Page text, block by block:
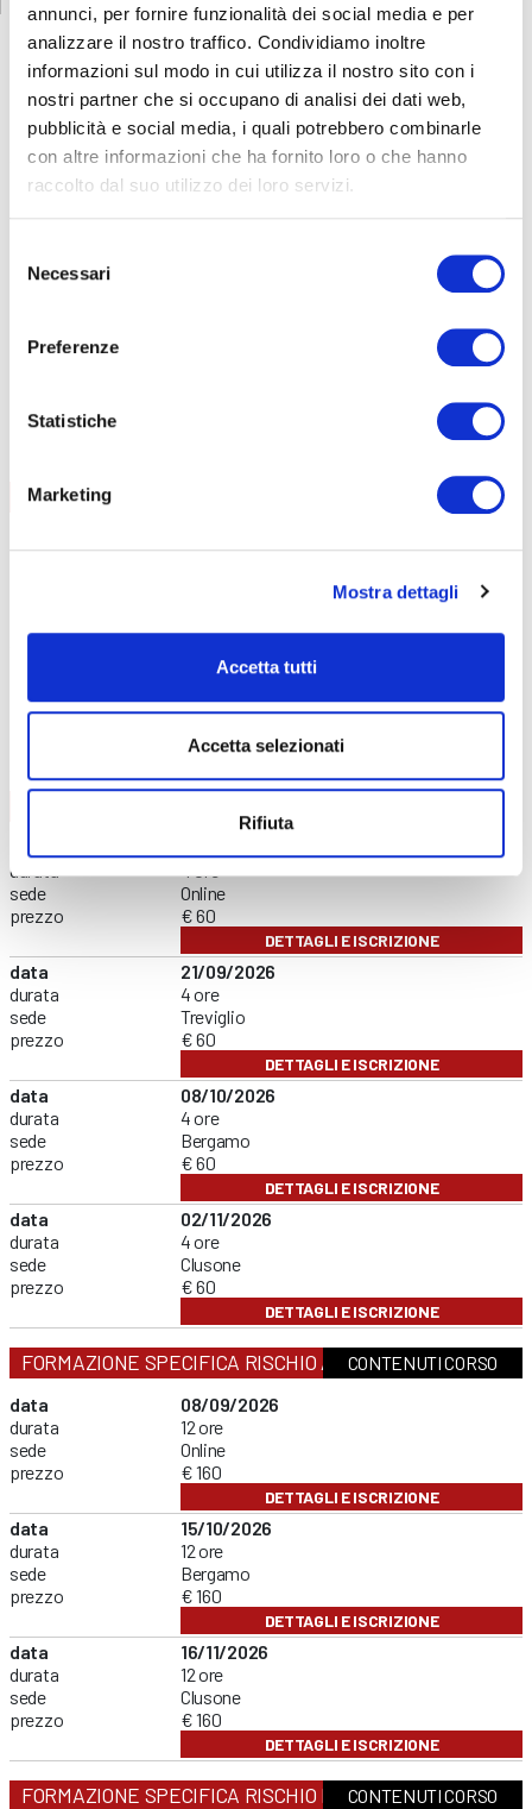
annunci, per fornire funzionalità dei social media e per
analizzare il nostro traffico. Condividiamo inoltre
informazioni sul modo in cui utilizza il nostro sito con i
nostri partner che si occupano di analisi dei dati web,
pubblicità e social media, i quali potrebbero combinarle
con altre informazioni che ha fornito loro o che hanno
raccolto dal suo utilizzo dei loro servizi.
delNecessari
Preferenze
Statistiche
Marketing
Mostra dettagli
Accetta tutti
Accetta selezionati
Rifiuta
CORSISICUREZZA
Addetti al servizio antincendio
Carrello elevatore
Formazione lavoratori
HACCP
Preposti
RLS
AGGIORNAMENTO
CONTENUTI CORSO
DETTAGLI E ISCRIZIONE
sede
01/12/2026
Clusone
DETTAGLI E ISCRIZIONE
durata
sede
prezzo
Online
€ 60
DETTAGLI E ISCRIZIONE
data
durata
sede
prezzo
21/09/2026
4 ore
Treviglio
€ 60
DETTAGLI E ISCRIZIONE
data
durata
sede
prezzo
08/10/2026
4 ore
Bergamo
€ 60
DETTAGLI E ISCRIZIONE
data
durata
sede
prezzo
02/11/2026
4 ore
Clusone
€ 60
DETTAGLI E ISCRIZIONE
FORMAZIONE SPECIFICA RISCHIO ALTOCONTENUTI CORSO
data
durata
sede
prezzo
08/09/2026
12 ore
Online
€ 160
DETTAGLI E ISCRIZIONE
data
durata
sede
prezzo
15/10/2026
12 ore
Bergamo
€ 160
DETTAGLI E ISCRIZIONE
data
durata
sede
prezzo
16/11/2026
12 ore
Clusone
€ 160
DETTAGLI E ISCRIZIONE
FORMAZIONE SPECIFICA RISCHIO BASSOCONTENUTI CORSO